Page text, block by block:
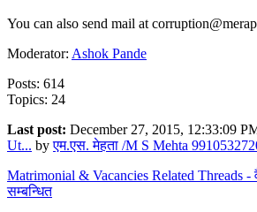
You can also send mail at
Moderator: Ashok Pande
Posts: 614
Topics: 24
Last post: December 27, 2015, 12:33:09
Ut... byएम.एस. मेहता /M S Mehta
Matrimonial & Vacancies Related Threads -
सम्बन्धित